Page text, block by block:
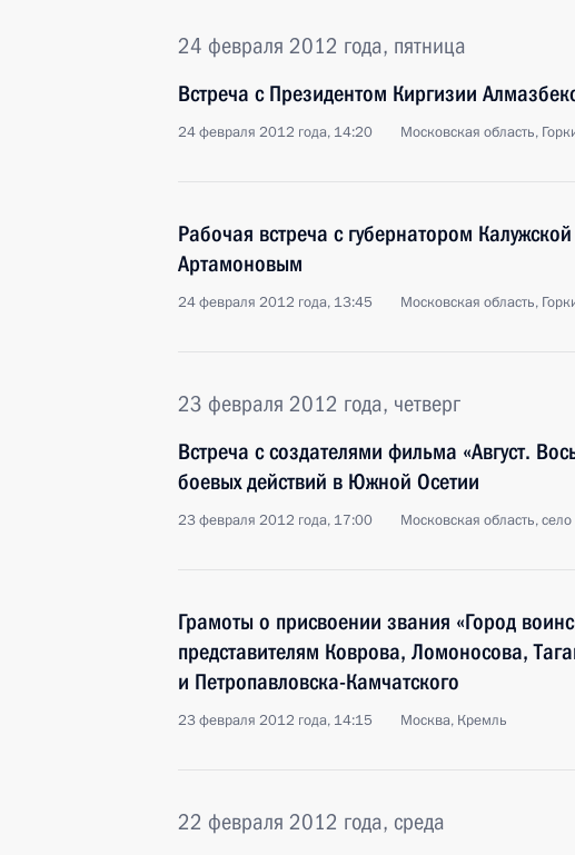
24 февраля 2012 года, пятница
Встреча с Президентом Киргизии
24 февраля 2012 года, 14:20 Московская область,
Рабочая встреча с губернатором
Артамоновым
24 февраля 2012 года, 13:45 Московская область,
23 февраля 2012 года, четверг
Встреча с создателями фильма «Август.
боевых действий в Южной Осетии
23 февраля 2012 года, 17:00 Московская область,
Грамоты о присвоении звания «Город
представителям Коврова, Ломоносова,
и Петропавловска-Камчатского
23 февраля 2012 года, 14:15 Москва, Кремль
22 февраля 2012 года, среда